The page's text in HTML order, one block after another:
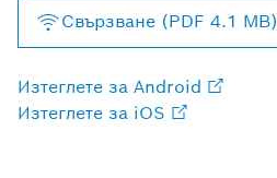
Свързване (PDF 4.1 MB)
Изтеглете за Android
Изтеглете за iOS